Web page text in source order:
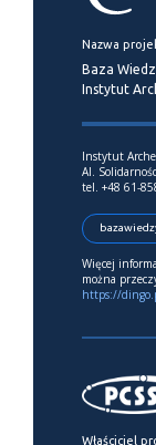
Nazwa
Baza
Instytut
Instytut
Al.
tel. +48 61-
Więcej
można
https://
Właściciel